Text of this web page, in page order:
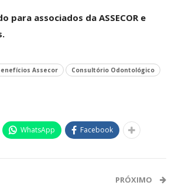
para associados da ASSECOR e
Assecor
Consultório Odontológico
WhatsApp Facebook
PRÓXIMO